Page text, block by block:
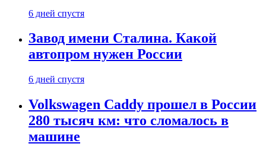
6 дней спустя
Завод имени Сталина. Какой
автопром нужен России
6 дней спустя
Volkswagen Caddy прошел в России
280 тысяч км: что сломалось в
машине